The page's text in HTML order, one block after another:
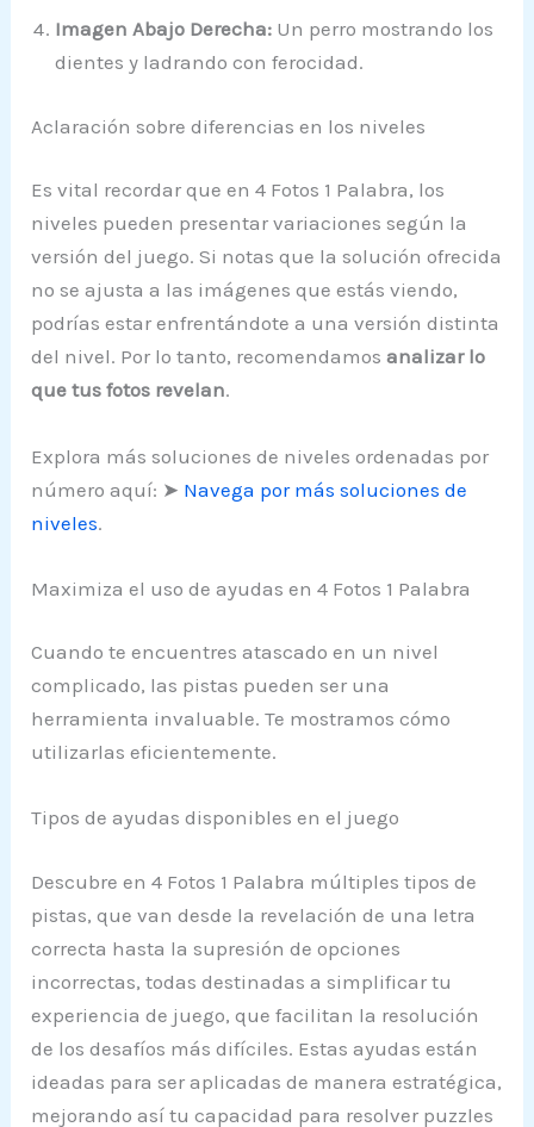
Imagen Abajo Derecha: Un perro mostrando los
dientes y ladrando con ferocidad.
Aclaración sobre diferencias en los niveles
Es vital recordar que en 4 Fotos 1 Palabra, los
niveles pueden presentar variaciones según la
versión del juego. Si notas que la solución ofrecida
no se ajusta a las imágenes que estás viendo,
podrías estar enfrentándote a una versión distinta
del nivel. Por lo tanto, recomendamosanalizar lo
que tus fotos revelan.
Explora más soluciones de niveles ordenadas por
número aquí: ➤ Navega por más soluciones de
niveles.
Maximiza el uso de ayudas en 4 Fotos 1 Palabra
Cuando te encuentres atascado en un nivel
complicado, las pistas pueden ser una
herramienta invaluable. Te mostramos cómo
utilizarlas eficientemente.
Tipos de ayudas disponibles en el juego
Descubre en 4 Fotos 1 Palabra múltiples tipos de
pistas, que van desde la revelación de una letra
correcta hasta la supresión de opciones
incorrectas, todas destinadas a simplificar tu
experiencia de juego, que facilitan la resolución
de los desafíos más difíciles. Estas ayudas están
ideadas para ser aplicadas de manera estratégica,
mejorando así tu capacidad para resolver puzzles